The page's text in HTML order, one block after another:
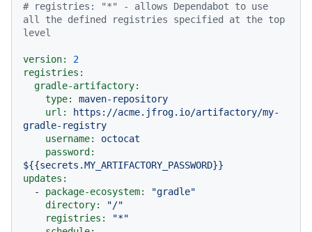
# registries: "*" - allows Dependabot to use
all the defined registries specified at the top
level
version:
2
registries:
gradle-artifactory:
type:
maven-repository
url:
https://acme.jfrog.io/artifactory/my-
gradle-registry
username:
octocat
password:
${{secrets.MY_ARTIFACTORY_PASSWORD}}
updates:
-
package-ecosystem:
"gradle"
directory:
"/"
registries:
"*"